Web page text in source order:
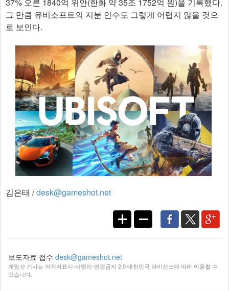
37% 오른 1840억 위안(한화 약 35조 1752억 원)을 기록했다.
그 만큼 유비소프트의 지분 인수도 그렇게 어렵지 않을 것으
로 보인다.
김은태 /desk@gameshot.net
보도자료 접수 desk@gameshot.net
게임샷 기사는 저작자표시-비영리-변경금지 2.0 대한민국 라이선스에 따라 이용할 수
있습니다.